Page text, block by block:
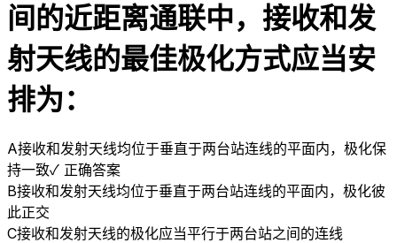
间的近距离通联中，接收和发
射天线的最佳极化方式应当安
排为：
A接收和发射天线均位于垂直于两台站连线的平面内，极化保
持一致✓ 正确答案
B接收和发射天线均位于垂直于两台站连线的平面内，极化彼
此正交
C接收和发射天线的极化应当平行于两台站之间的连线